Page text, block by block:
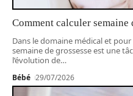
Comment calculer semaine
Dans le domaine médical et
semaine de grossesse est une
l’évolution de…
Bébé 29/07/2026